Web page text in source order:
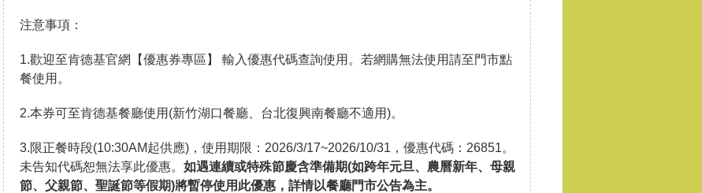
注意事項：
1.歡迎至肯德基官網【優惠券專區】 輸入優惠代碼查詢使用。若網購無法使用請至門市點
餐使用。
2.本券可至肯德基餐廳使用(新竹湖口餐廳、台北復興南餐廳不適用)。
3.限正餐時段(10:30AM起供應)，使用期限：2026/3/17~2026/10/31，優惠代碼：26851。
未告知代碼恕無法享此優惠。 如遇連續或特殊節慶含準備期(如跨年元旦、農曆新年、母親
節、父親節、聖誕節等假期)將暫停使用此優惠，詳情以餐廳門市公告為主。